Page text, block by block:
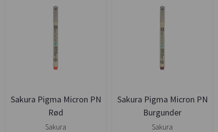
Sakura Pigma Micron PN
Rød
Sakura
Sakura Pigma Micron PN
Burgunder
Sakura